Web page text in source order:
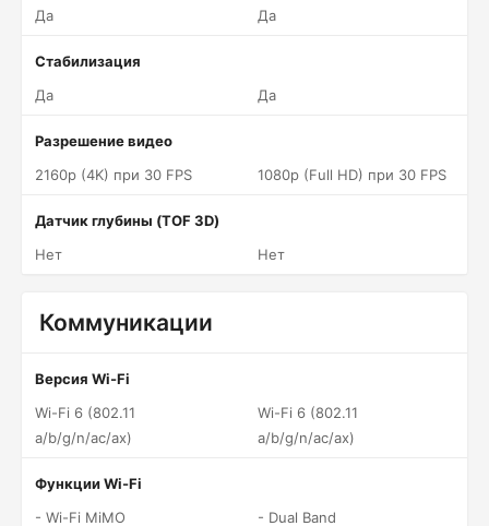
Да
Да
Стабилизация
Да
Да
Разрешение видео
2160p (4K) при 30 FPS
1080p (Full HD) при 30 FPS
Датчик глубины (TOF 3D)
Нет
Нет
Коммуникации
Версия Wi-Fi
Wi-Fi 6 (802.11
a/b/g/n/ac/ax)
Wi-Fi 6 (802.11
a/b/g/n/ac/ax)
Функции Wi-Fi
- Wi-Fi MiMO
- Dual Band